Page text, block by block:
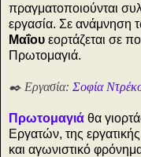
πραγματοποιούνται
εργασία. Σε ανάμνηση
Μαΐου εορτάζεται σε
Πρωτομαγιά.
✒️ Εργασία: Σοφία
Πρωτομαγιά θα
Εργατών, της
και αγωνιστικό